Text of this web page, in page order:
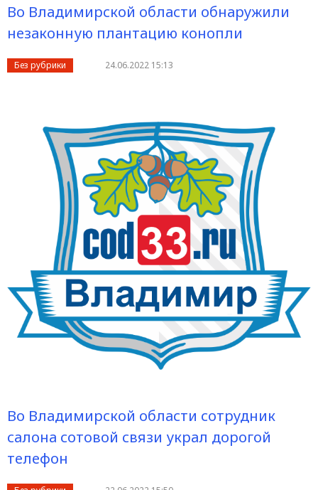
Во Владимирской области обнаружили
незаконную плантацию конопли
Без рубрики 24.06.2022 15:13
Во Владимирской области сотрудник
салона сотовой связи украл дорогой
телефон